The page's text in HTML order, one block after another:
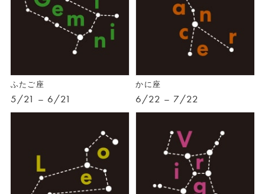
ふたご座
5/21 – 6/21
かに座
6/22 – 7/22